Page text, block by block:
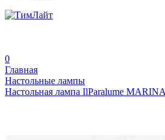
0
Главная
Настольные лампы
Настольная лампа IlParalume